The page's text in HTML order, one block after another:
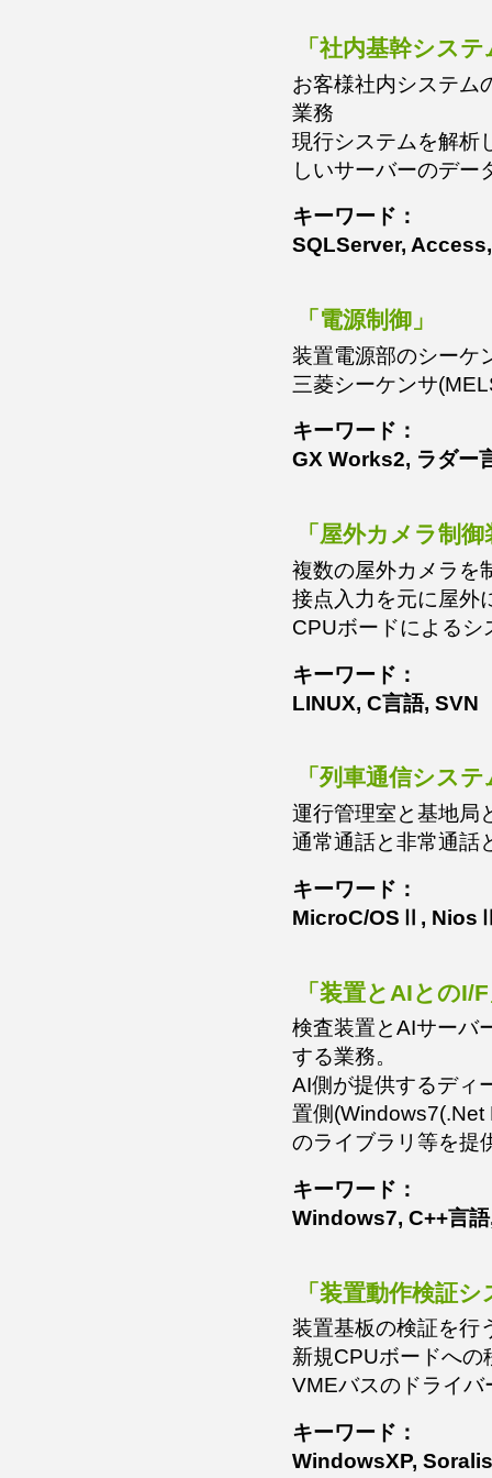
「社内基幹シス
お客様社内システム
業務
現行システムを解析
しいサーバーのデー
キーワード：
SQLServer,
「電源制御」
装置電源部のシーケ
三菱シーケンサ
キーワード：
GX Works2, ラダー
「屋外カメラ制
複数の屋外カメラを
接点入力を元に屋外
CPUボードによるシ
キーワード：
LINUX, C言語, SVN
「列車通信シス
運行管理室と基地局
通常通話と非常通話
キーワード：
MicroC/OSⅡ,
「装置とAIとのI/
検査装置とAIサーバ
する業務。
AI側が提供するディ
置側
のライブラリ等を提
キーワード：
Windows7, C++言
「装置動作検証
装置基板の検証を行
新規CPUボードへ
VMEバスのドライバ
キーワード：
WindowsXP,